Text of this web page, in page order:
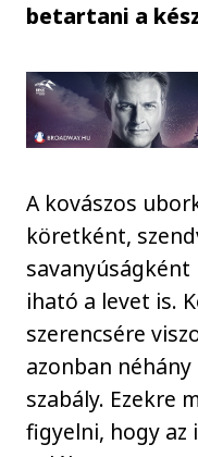
betartani a
A kovászos
köretként,
iható a levet is.
szerencsére
azonban
szabály. Ezekre
figyelni, hogy az